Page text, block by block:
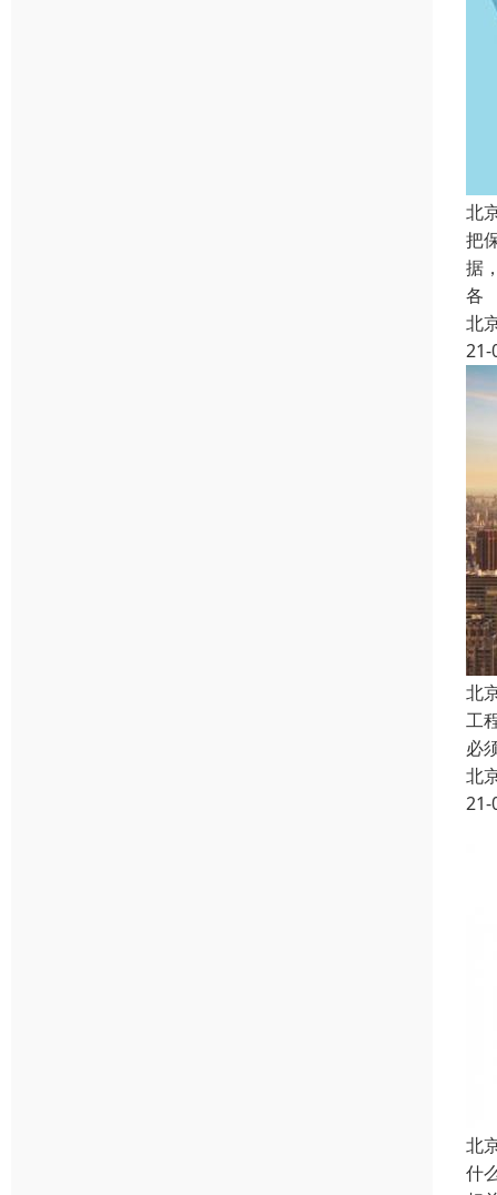
北
把
据
各
北
21-
北
工
必
北
21-
北
什